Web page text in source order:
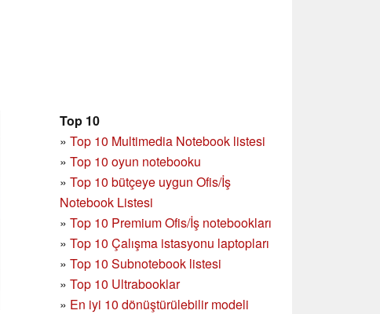
Top 10
» Top 10 Multimedia Notebook listesi
» Top 10 oyun notebooku
» Top 10 bütçeye uygun Ofis/İş
Notebook Listesi
» Top 10 Premium Ofis/İş notebookları
» Top 10 Çalışma istasyonu laptopları
» Top 10 Subnotebook listesi
» Top 10 Ultrabooklar
» En iyi 10 dönüştürülebilir modeli